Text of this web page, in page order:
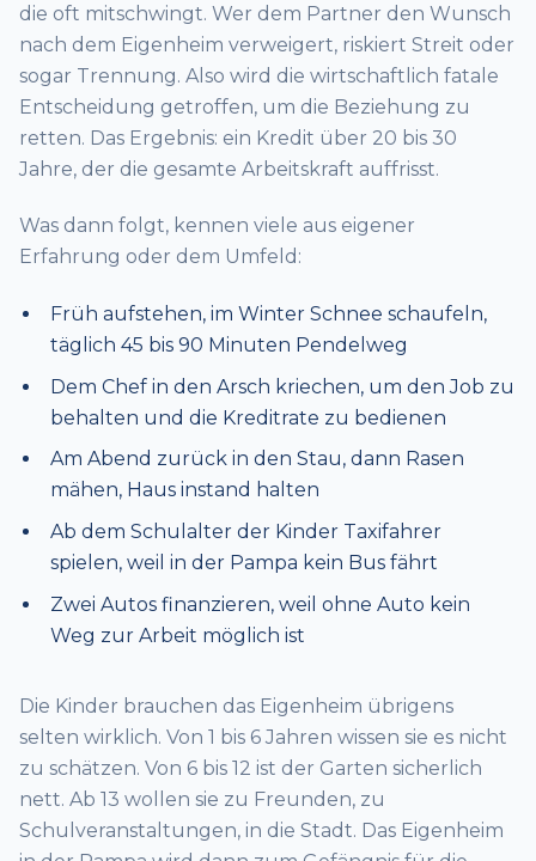
die oft mitschwingt. Wer dem Partner den Wunsch
nach dem Eigenheim verweigert, riskiert Streit oder
sogar Trennung. Also wird die wirtschaftlich fatale
Entscheidung getroffen, um die Beziehung zu
retten. Das Ergebnis: ein Kredit über 20 bis 30
Jahre, der die gesamte Arbeitskraft auffrisst.
Was dann folgt, kennen viele aus eigener
Erfahrung oder dem Umfeld:
Früh aufstehen, im Winter Schnee schaufeln,
täglich 45 bis 90 Minuten Pendelweg
Dem Chef in den Arsch kriechen, um den Job zu
behalten und die Kreditrate zu bedienen
Am Abend zurück in den Stau, dann Rasen
mähen, Haus instand halten
Ab dem Schulalter der Kinder Taxifahrer
spielen, weil in der Pampa kein Bus fährt
Zwei Autos finanzieren, weil ohne Auto kein
Weg zur Arbeit möglich ist
Die Kinder brauchen das Eigenheim übrigens
selten wirklich. Von 1 bis 6 Jahren wissen sie es nicht
zu schätzen. Von 6 bis 12 ist der Garten sicherlich
nett. Ab 13 wollen sie zu Freunden, zu
Schulveranstaltungen, in die Stadt. Das Eigenheim